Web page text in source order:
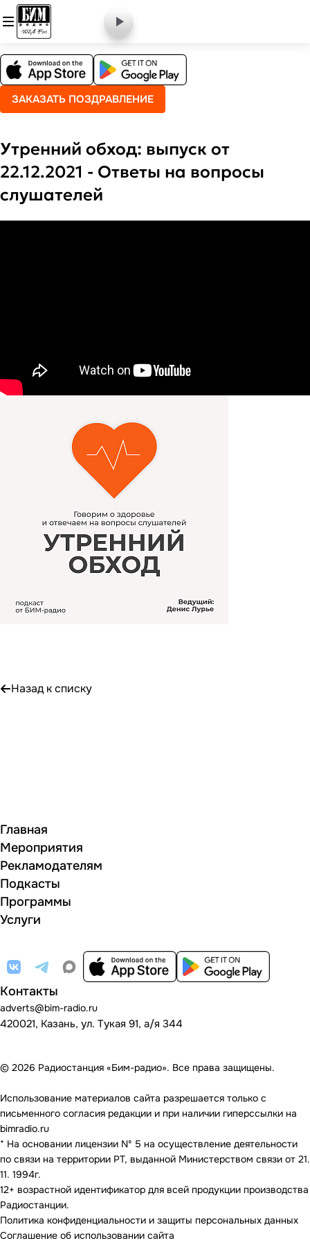
ЗАКАЗАТЬ ПОЗДРАВЛЕНИЕ
Утренний обход: выпуск от
22.12.2021 - Ответы на вопросы
слушателей
Назад к списку
Главная
Мероприятия
Рекламодателям
Подкасты
Программы
Услуги
Контакты
adverts@bim-radio.ru
420021, Казань, ул. Тукая 91, а/я 344
© 2026 Радиостанция «Бим-радио». Все права защищены.
Использование материалов сайта разрешается только с
письменного согласия редакции и при наличии гиперссылки на
bimradio.ru
* На основании лицензии Nº 5 на осуществление деятельности
по связи на территории РТ, выданной Министерством связи от 21.
11. 1994г.
12+ возрастной идентификатор для всей продукции производства
Радиостанции.
Политика конфиденциальности и защиты персональных данных
Соглашение об использовании сайта